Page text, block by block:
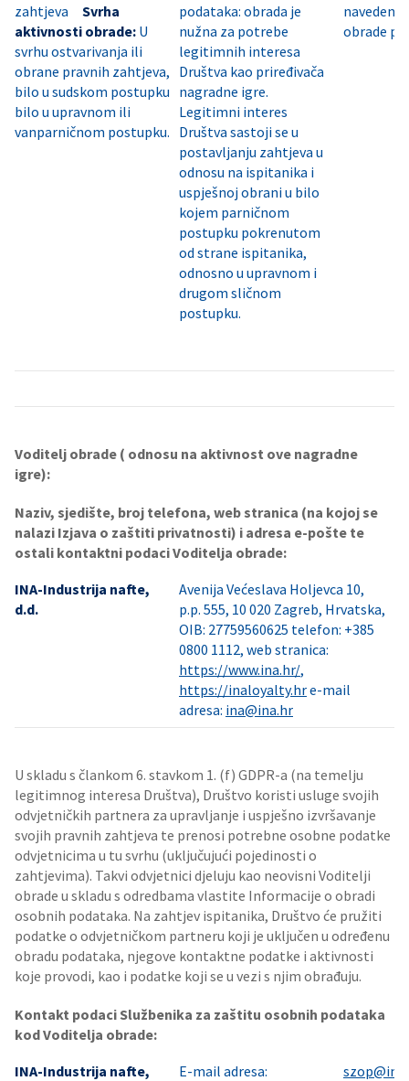
zahtjeva Svrha
aktivnosti obrade: U
svrhu ostvarivanja ili
obrane pravnih zahtjeva,
bilo u sudskom postupku
bilo u upravnom ili
vanparničnom postupku.
podataka: obrada je
nužna za potrebe
legitimnih interesa
Društva kao priređivača
nagradne igre.
Legitimni interes
Društva sastoji se u
postavljanju zahtjeva u
odnosu na ispitanika i
uspješnoj obrani u bilo
kojem parničnom
postupku pokrenutom
od strane ispitanika,
odnosno u upravnom i
drugom sličnom
postupku.
obrade
Voditelj obrade ( odnosu na aktivnost ove nagradne
igre):
Naziv, sjedište, broj telefona, web stranica (na kojoj se
nalazi Izjava o zaštiti privatnosti) i adresa e-pošte te
ostali kontaktni podaci Voditelja obrade:
INA-Industrija nafte,
d.d.
Avenija Većeslava Holjevca 10,
p.p. 555, 10 020 Zagreb, Hrvatska,
OIB: 27759560625 telefon: +385
0800 1112, web stranica:
https://www.ina.hr/,
https://inaloyalty.hre-mail
adresa: ina@ina.hr
U skladu s člankom 6. stavkom 1. (f) GDPR-a (na temelju
legitimnog interesa Društva), Društvo koristi usluge svojih
odvjetničkih partnera za upravljanje i uspješno izvršavanje
svojih pravnih zahtjeva te prenosi potrebne osobne podatke
odvjetnicima u tu svrhu (uključujući pojedinosti o
zahtjevima). Takvi odvjetnici djeluju kao neovisni Voditelji
obrade u skladu s odredbama vlastite Informacije o obradi
osobnih podataka. Na zahtjev ispitanika, Društvo će pružiti
podatke o odvjetničkom partneru koji je uključen u određenu
obradu podataka, njegove kontaktne podatke i aktivnosti
koje provodi, kao i podatke koji se u vezi s njim obrađuju.
Kontakt podaci Službenika za zaštitu osobnih podataka
kod Voditelja obrade:
INA-Industrija nafte,
E-mail adresa: